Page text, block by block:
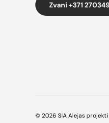
Zvani +371
© 2026 SIA Alejas projekti